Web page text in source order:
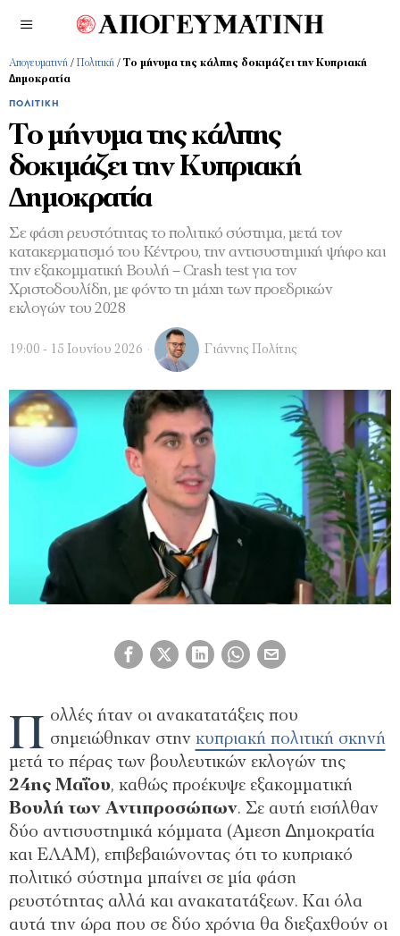
Απογευματινή / Πολιτική / Το μήνυμα της κάλπης δοκιμάζει την Κυπριακή
∆ημοκρατία
ΠΟΛΙΤΙΚΉ
Το μήνυμα της κάλπης
δοκιμάζει την Κυπριακή
∆ημοκρατία
Σε φάση ρευστότητας το πολιτικό σύστημα, μετά τον
κατακερματισμό του Κέντρου, την αντισυστημική ψήφο και
την εξακομματική Βουλή – Crash test για τον
Χριστοδουλίδη, με φόντο τη μάχη των προεδρικών
εκλογών του 2028
19:00 - 15 Ιουνίου 2026 Γιάννης Πολίτης
Π ολλές ήταν οι ανακατατάξεις που
σημειώθηκαν στην κυπριακή πολιτική σκηνή
μετά το πέρας των βουλευτικών εκλογών της
24ης Μαΐου, καθώς προέκυψε εξακομματική
Βουλή των Αντιπροσώπων. Σε αυτή εισήλθαν
δύο αντισυστημικά κόμματα (Αμεση ∆ημοκρατία
και ΕΛΑΜ), επιβεβαιώνοντας ότι το κυπριακό
πολιτικό σύστημα μπαίνει σε μία φάση
ρευστότητας αλλά και ανακατατάξεων. Και όλα
αυτά την ώρα που σε δύο χρόνια θα διεξαχθούν οι